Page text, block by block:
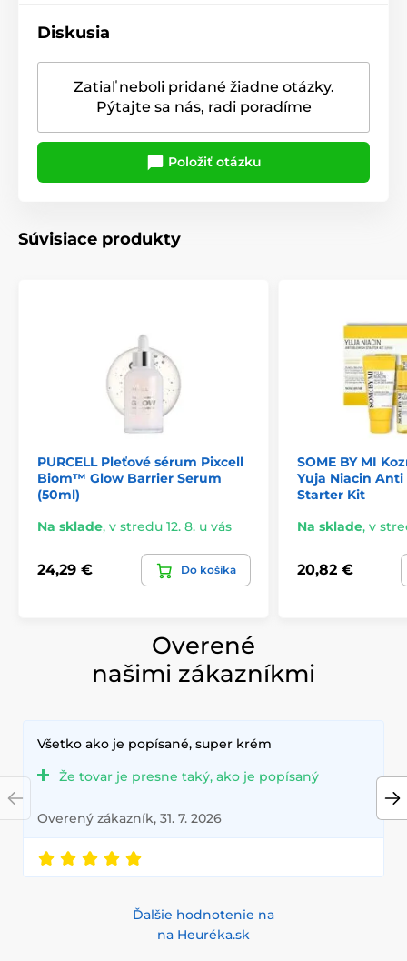
Diskusia
Zatiaľ neboli pridané žiadne otázky.
Pýtajte sa nás, radi poradíme
Položiť otázku
Súvisiace produkty
PURCELL Pleťové sérum Pixcell
Biom™ Glow Barrier Serum
(50ml)
Na sklade, v stredu 12. 8. u vás
24,29 € Do košíka
SOME BY MI
Yuja Niacin
Starter Kit
Na sklade, v
20,82 €
Overené
našimi zákazníkmi
Všetko ako je popísané, super krém
Že tovar je presne taký, ako je popísaný
Overený zákazník, 31. 7. 2026
Ďalšie hodnotenie na
na Heuréka.sk